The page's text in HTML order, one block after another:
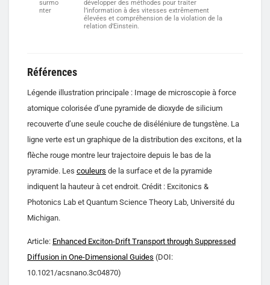
surmo
nter
développer des méthodes pour traiter
l’information à des vitesses extrêmement
élevées et compréhension de la violation de la
relation d’Einstein.
Références
Légende illustration principale : Image de microscopie à force
atomique colorisée d’une pyramide de dioxyde de silicium
recouverte d’une seule couche de diséléniure de tungstène. La
ligne verte est un graphique de la distribution des excitons, et la
flèche rouge montre leur trajectoire depuis le bas de la
pyramide. Les couleurs de la surface et de la pyramide
indiquent la hauteur à cet endroit. Crédit : Excitonics &
Photonics Lab et Quantum Science Theory Lab, Université du
Michigan.
Article: Enhanced Exciton-Drift Transport through Suppressed
Diffusion in One-Dimensional Guides (DOI:
10.1021/acsnano.3c04870)